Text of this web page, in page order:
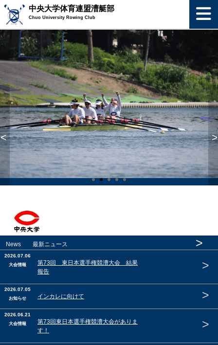
中央大学体育連盟漕艇部
Chuo University Rowing Club
< >
News 最新ニュース >
2026.07.06
大会情報
第73回 東日本選手権競漕大会 結果
報告
>
2026.07.05
お知らせ インカレに向けて >
2026.06.21
大会情報
第73回東日本選手権競漕大会がありま
す！
>